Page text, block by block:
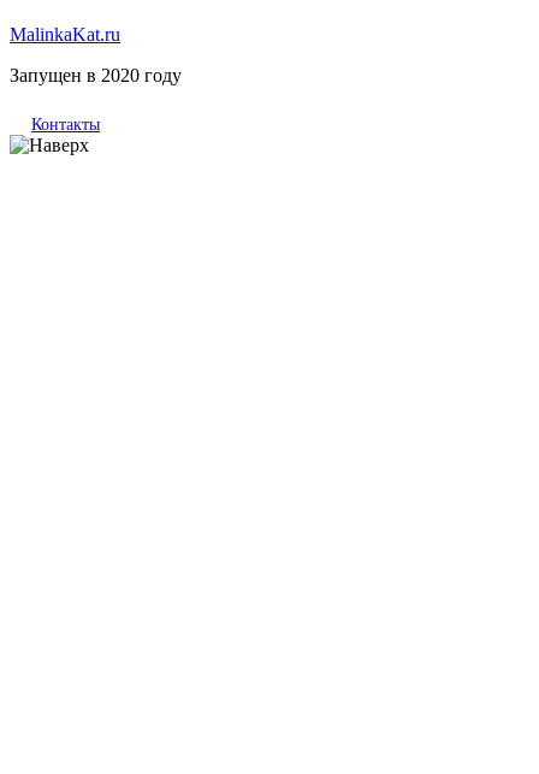
MalinkaKat.ru
Запущен в 2020 году
Контакты